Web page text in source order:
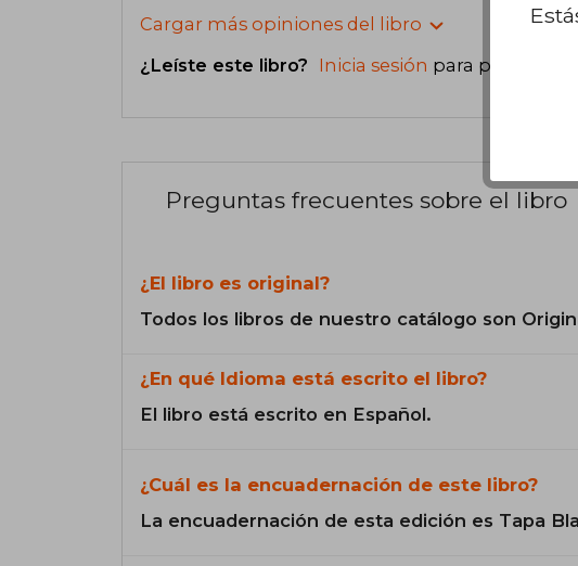
Cargar más opiniones del libro
¿Leíste este libro? Inicia sesión para poder
Preguntas frecuentes sobre el libro
¿El libro es original?
Todos los libros de nuestro catálogo son
¿En qué Idioma está escrito el libro?
El libro está escrito en Español.
¿Cuál es la encuadernación de este libro?
La encuadernación de esta edición es Tapa